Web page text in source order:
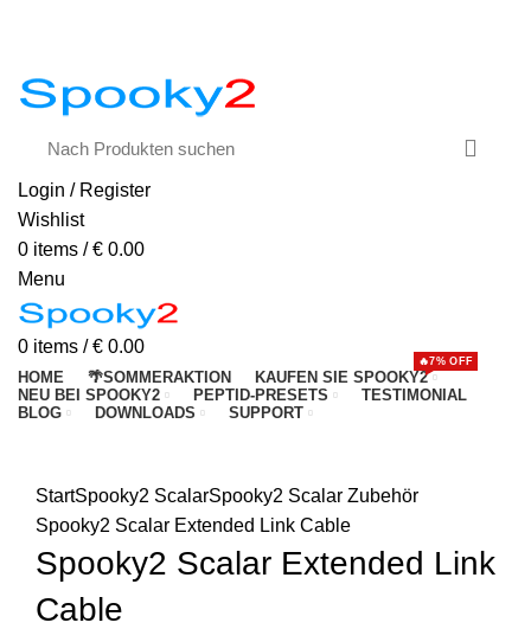
Login / Register
Wishlist
0 items / € 0.00
Menu
0 items / € 0.00
HOME 🌴SOMMERAKTION KAUFEN SIE SPOOKY2
🔥7% OFF
NEU BEI SPOOKY2 PEPTID-PRESETS
TESTIMONIAL
BLOG
DOWNLOADS SUPPORT
StartSpooky2 ScalarSpooky2 Scalar Zubehör
Spooky2 Scalar Extended Link Cable
Spooky2 Scalar Extended Link
Cable